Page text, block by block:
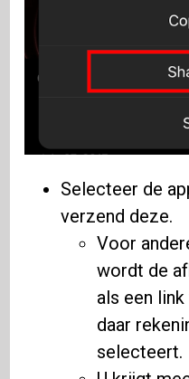
Selecteer de
verzend deze.
Voor
wordt de
als een
daar
selecteert.